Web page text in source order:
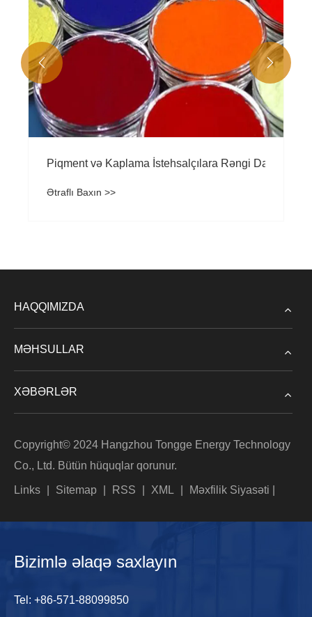
Piqment və Kaplama İstehsalçılara Rəngi ​​Davamlı
Ətraflı Baxın >>
 
HAQQIMIZDA
MƏHSULLAR
XƏBƏRLƏR
Copyright© 2024 Hangzhou Tongge Energy Technology
Co., Ltd. Bütün hüquqlar qorunur.
Links Sitemap RSS XML Məxfilik Siyasəti
Bizimlə əlaqə saxlayın
Tel: +86-571-88099850